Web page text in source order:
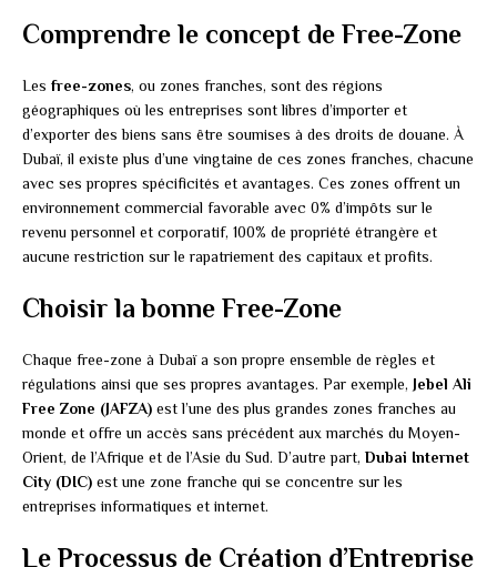
Comprendre le concept de Free-Zone
Les free-zones, ou zones franches, sont des régions
géographiques où les entreprises sont libres d’importer et
d’exporter des biens sans être soumises à des droits de douane. À
Dubaï, il existe plus d’une vingtaine de ces zones franches, chacune
avec ses propres spécificités et avantages. Ces zones offrent un
environnement commercial favorable avec 0% d’impôts sur le
revenu personnel et corporatif, 100% de propriété étrangère et
aucune restriction sur le rapatriement des capitaux et profits.
Choisir la bonne Free-Zone
Chaque free-zone à Dubaï a son propre ensemble de règles et
régulations ainsi que ses propres avantages. Par exemple, Jebel Ali
Free Zone (JAFZA) est l’une des plus grandes zones franches au
monde et offre un accès sans précédent aux marchés du Moyen-
Orient, de l’Afrique et de l’Asie du Sud. D’autre part, Dubai Internet
City (DIC) est une zone franche qui se concentre sur les
entreprises informatiques et internet.
Le Processus de Création d’Entreprise